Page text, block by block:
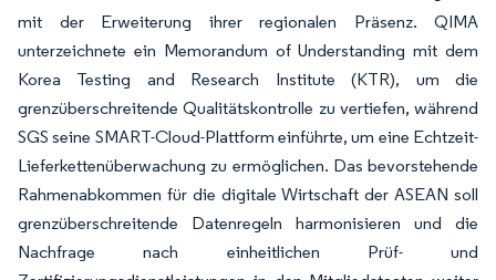
mit der Erweiterung ihrer regionalen Präsenz. QIMA
unterzeichnete ein Memorandum of Understanding mit dem
Korea Testing and Research Institute (KTR), um die
grenzüberschreitende Qualitätskontrolle zu vertiefen, während
SGS seine SMART-Cloud-Plattform einführte, um eine Echtzeit-
Lieferkettenüberwachung zu ermöglichen. Das bevorstehende
Rahmenabkommen für die digitale Wirtschaft der ASEAN soll
grenzüberschreitende Datenregeln harmonisieren und die
Nachfrage nach einheitlichen Prüf- und